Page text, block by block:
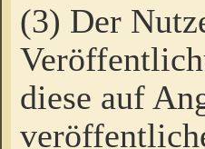
(3) Der
diese auf